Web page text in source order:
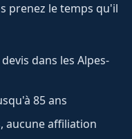
prenez le temps qu'il
dans les Alpes-
85 ans
aucune affiliation